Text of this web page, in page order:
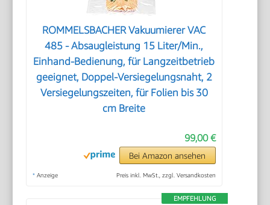
ROMMELSBACHER Vakuumierer VAC
485 - Absaugleistung 15 Liter/Min.,
Einhand-Bedienung, für Langzeitbetrieb
geeignet, Doppel-Versiegelungsnaht, 2
Versiegelungszeiten, für Folien bis 30
cm Breite
99,00 €
Bei Amazon ansehen
* Anzeige Preis inkl. MwSt., zzgl. Versandkosten
EMPFEHLUNG